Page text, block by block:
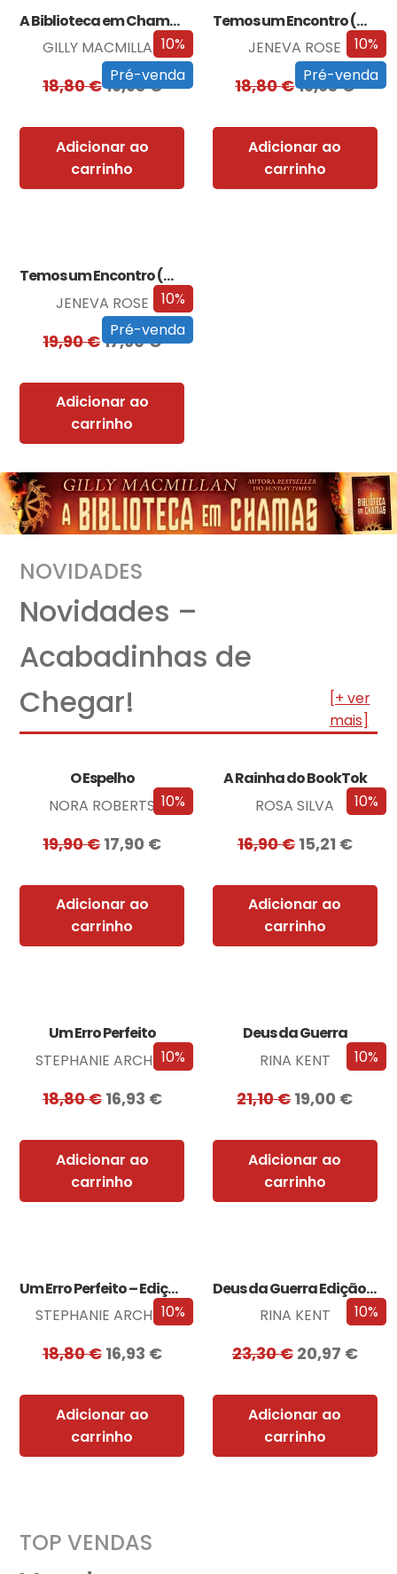
10%
Pré-venda
A Biblioteca em Chamas
GILLY MACMILLAN
18,80€16,93€
Adicionar ao
carrinho
10%
Pré-venda
Temos um Encontro (Outra Vez)
JENEVA ROSE
18,80€16,93€
Adicionar ao
carrinho
10%
Pré-venda
Temos um Encontro (Outra Vez) – Edição…
JENEVA ROSE
19,90€17,90€
Adicionar ao
carrinho
NOVIDADES
Novidades –
Acabadinhas de
Chegar!
[+ ver
mais]
10%
O Espelho
NORA ROBERTS
19,90€17,90 €
Adicionar ao
carrinho
10%
A Rainha do BookTok
ROSA SILVA
16,90€ 15,21 €
Adicionar ao
carrinho
10%
Um Erro Perfeito
STEPHANIE ARCHER
18,80€ 16,93 €
Adicionar ao
carrinho
10%
Deus da Guerra
RINA KENT
21,10€19,00 €
Adicionar ao
carrinho
10%
Um Erro Perfeito – Edição com EDGES
STEPHANIE ARCHER
18,80€ 16,93 €
Adicionar ao
carrinho
10%
Deus da Guerra Edição com EDGES
RINA KENT
23,30€ 20,97 €
Adicionar ao
carrinho
TOP VENDAS